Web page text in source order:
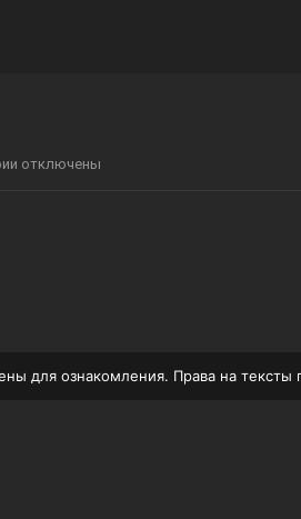
отключены
для ознакомления. Права на